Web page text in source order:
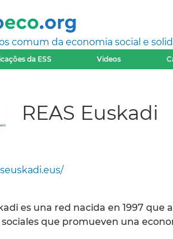
comum da economia social e
da ESS Videos
REAS Euskadi
es una red nacida en 1997 que
que promueven una